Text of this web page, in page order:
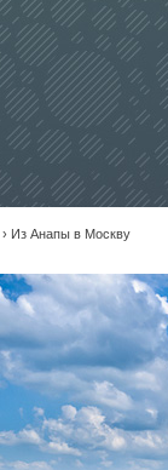
› Из Анапы в Москву